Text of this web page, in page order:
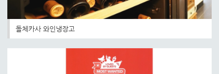
돌체카사 와인냉장고